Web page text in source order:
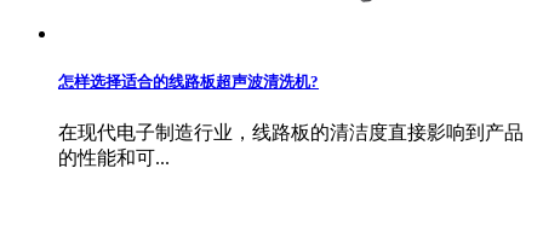
怎样选择适合的线路板超声波清洗机?
在现代电子制造行业，线路板的清洁度直接影响到产品
的性能和可...